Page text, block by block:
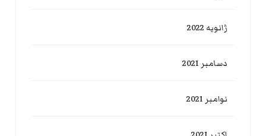
ژانویه 2022
دسامبر 2021
نوامبر 2021